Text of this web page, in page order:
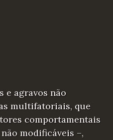
e agravos não
multifatoriais, que
comportamentais
modificáveis –,